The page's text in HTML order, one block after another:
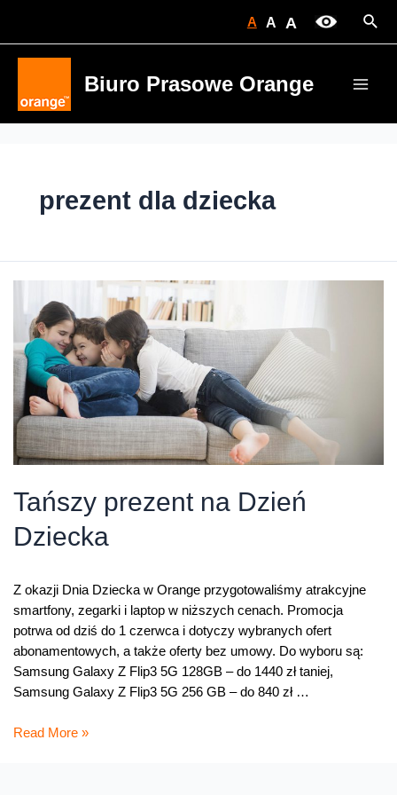
A A A
Biuro Prasowe Orange
prezent dla dziecka
Tańszy prezent na Dzień
Dziecka
Z okazji Dnia Dziecka w Orange przygotowaliśmy atrakcyjne
smartfony, zegarki i laptop w niższych cenach. Promocja
potrwa od dziś do 1 czerwca i dotyczy wybranych ofert
abonamentowych, a także oferty bez umowy. Do wyboru są:
Samsung Galaxy Z Flip3 5G 128GB – do 1440 zł taniej,
Samsung Galaxy Z Flip3 5G 256 GB – do 840 zł …
Tańszy
Read More »